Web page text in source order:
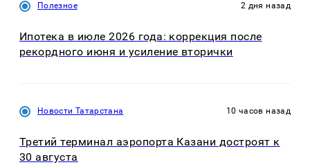
Полезное 2 дня назад
Ипотека в июле 2026 года: коррекция после
рекордного июня и усиление вторички
Новости Татарстана 10 часов назад
Третий терминал аэропорта Казани достроят к
30 августа